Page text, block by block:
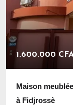
1.600.000
Maison
à Fidjrossè